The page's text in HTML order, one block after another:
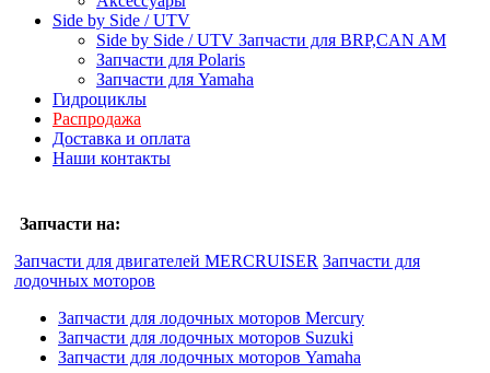
Side by Side / UTV
Side by Side / UTV Запчасти для BRP,CAN AM
Запчасти для Polaris
Запчасти для Yamaha
Гидроциклы
Распродажа
Доставка и оплата
Наши контакты
Запчасти на:
Запчасти для двигателей MERCRUISER Запчасти для
лодочных моторов
Запчасти для лодочных моторов Mercury
Запчасти для лодочных моторов Suzuki
Запчасти для лодочных моторов Yamaha